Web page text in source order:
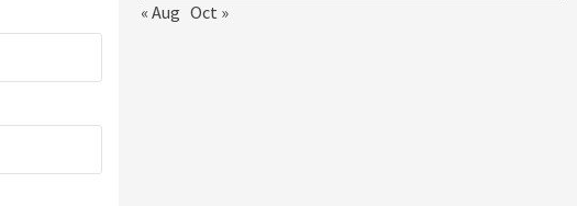
« Aug Oct »